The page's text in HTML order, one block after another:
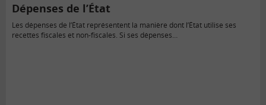
Dépenses de l’État
Les dépenses de l’État représentent la manière dont l’État utilise ses
recettes fiscales et non-fiscales. Si ses dépenses…